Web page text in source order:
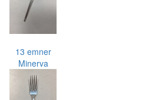
13 emner
Minerva